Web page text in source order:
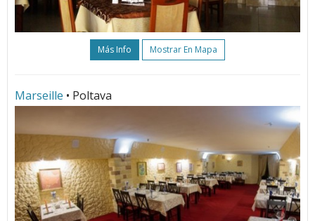
Más Info Mostrar En Mapa
Marseille • Poltava